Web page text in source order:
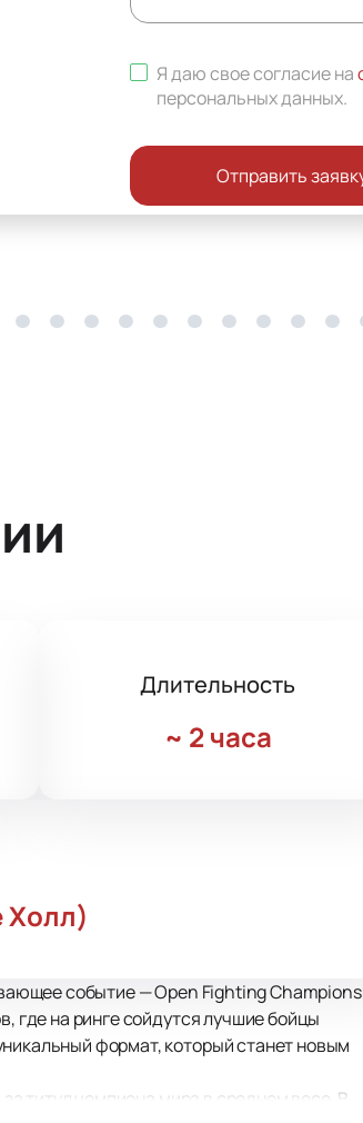
Я даю свое согласие на
персональных данных.
Отправить
Длительность
~ 2 часа
Холл)
событие — Open Fighting
где на ринге сойдутся лучшие бойцы
формат, который станет новым
титул чемпиона мира в среднем весе. В